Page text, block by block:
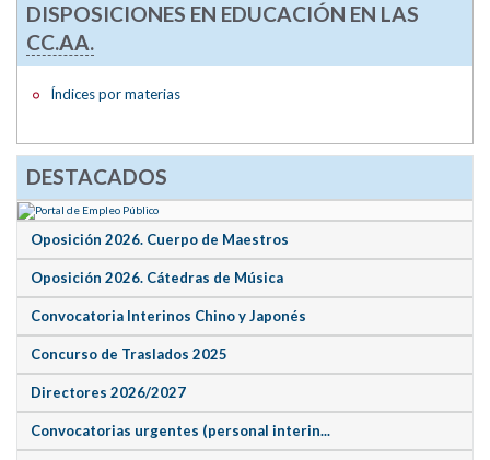
DISPOSICIONES EN EDUCACIÓN EN LAS
CC.AA.
Índices por materias
DESTACADOS
Oposición 2026. Cuerpo de Maestros
Oposición 2026. Cátedras de Música
Convocatoria Interinos Chino y Japonés
Concurso de Traslados 2025
Directores 2026/2027
Convocatorias urgentes (personal interin...